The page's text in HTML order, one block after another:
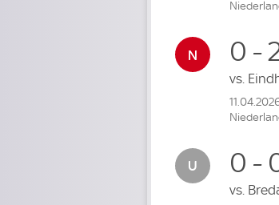
0 -
vs.
0 -
vs.